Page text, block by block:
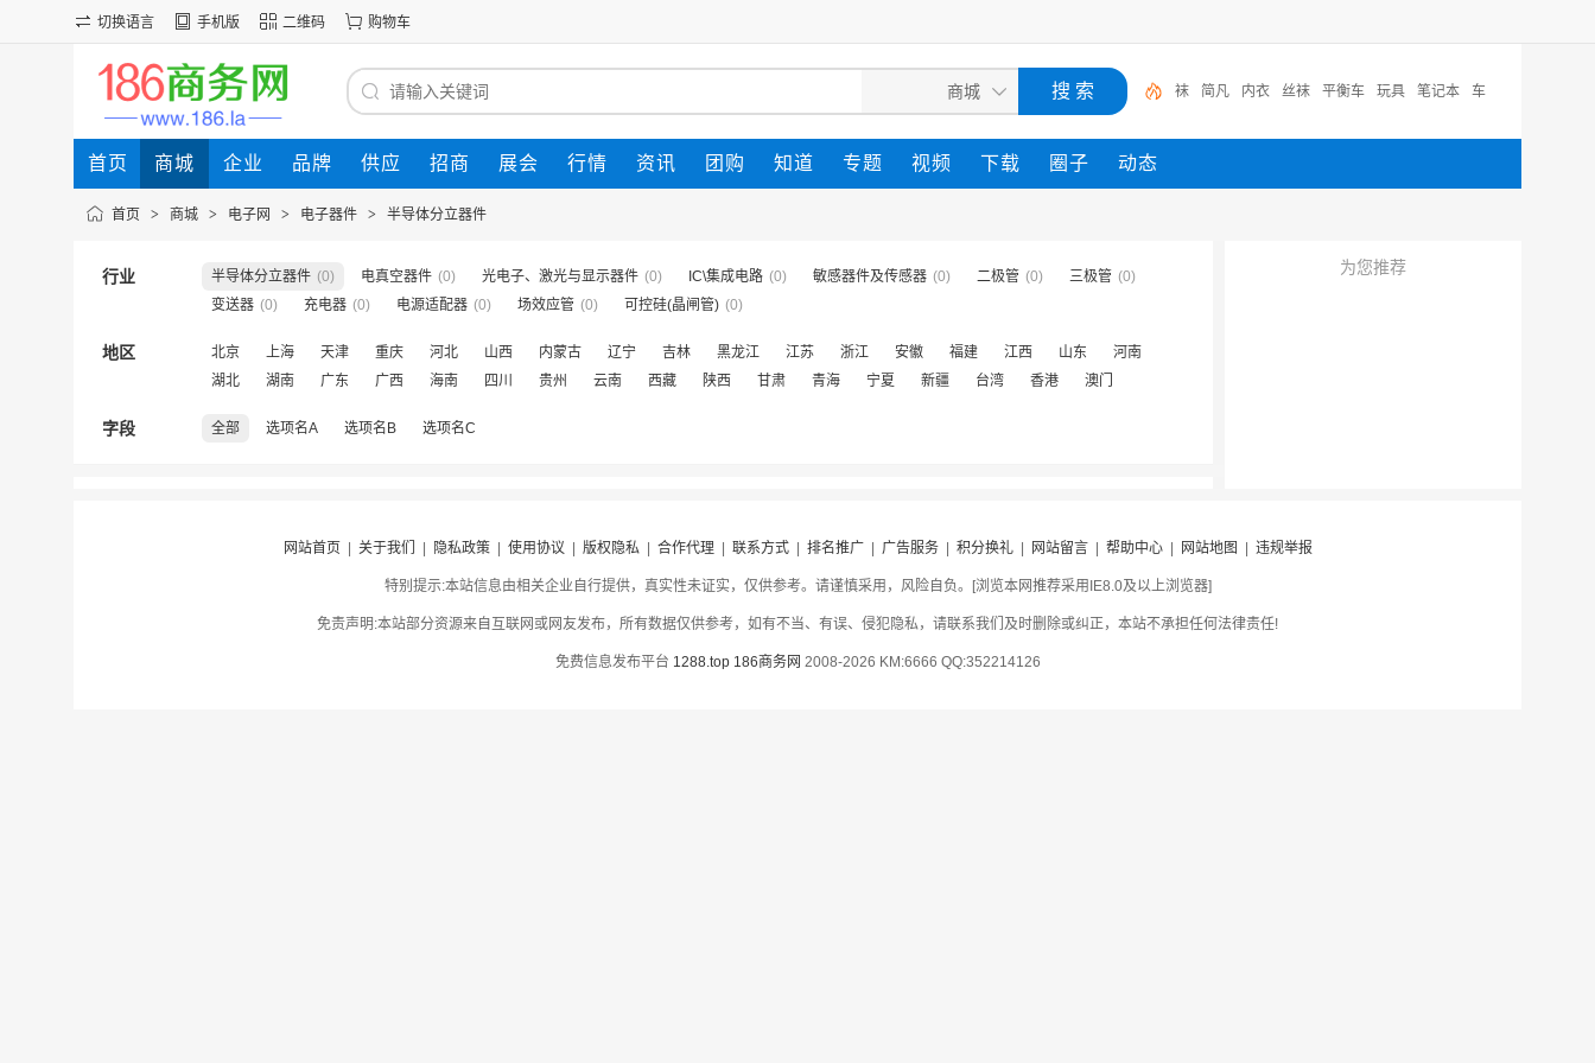
切换语言 手机版 二维码 购物车
袜 简凡 内衣 丝袜 平衡车 玩具 笔记本 车
首页 商城 企业 品牌 供应 招商 展会 行情 资讯 团购 知道 专题 视频 下载 圈子 动态
首页 > 商城 > 电子网 > 电子器件 > 半导体分立器件
行业 半导体分立器件 (0) 电真空器件 (0) 光电子、激光与显示器件 (0) IC\集成电路 (0) 敏感器件及传感器 (0) 二极管 (0) 三极管 (0)
变送器 (0) 充电器 (0) 电源适配器 (0) 场效应管 (0) 可控硅(晶闸管) (0)
地区 北京 上海 天津 重庆 河北 山西 内蒙古 辽宁 吉林 黑龙江 江苏 浙江 安徽 福建 江西 山东
河南
湖北
湖南 广东 广西 海南 四川 贵州 云南 西藏 陕西 甘肃 青海 宁夏 新疆 台湾 香港 澳门
字段 全部 选项名A 选项名B 选项名C
为您推荐
网站首页 关于我们 隐私政策| 使用协议 版权隐私| 合作代理| 联系方式| 排名推广| 广告服务| 积分换礼| 网站留言| 帮助中心| 网站地图 违规举报
特别提示:本站信息由相关企业自行提供，真实性未证实，仅供参考。请谨慎采用，风险自负。[浏览本网推荐采用IE8.0及以上浏览器]
免责声明:本站部分资源来自互联网或网友发布，所有数据仅供参考，如有不当、有误、侵犯隐私，请联系我们及时删除或纠正，本站不承担任何法律责任!
免费信息发布平台 1288.top 186商务网 2008-2026 KM:6666 QQ:352214126